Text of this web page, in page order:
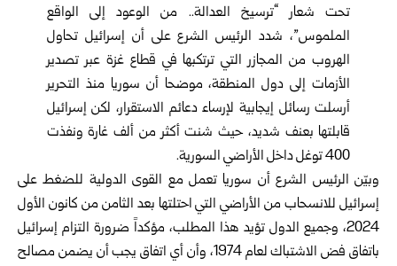
تحت شعار “ترسيخ العدالة.. من الوعود إلى الواقع
الملموس”، شدد الرئيس الشرع على أن إسرائيل تحاول
الهروب من المجازر التي ترتكبها في قطاع غزة عبر تصدير
الأزمات إلى دول المنطقة، موضحا أن سوريا منذ التحرير
أرسلت رسائل إيجابية لإرساء دعائم الاستقرار، لكن إسرائيل
قابلتها بعنف شديد، حيث شنت أكثر من ألف غارة ونفذت
400 توغل داخل الأراضي السورية.
وبيّن الرئيس الشرع أن سوريا تعمل مع القوى الدولية للضغط على
إسرائيل للانسحاب من الأراضي التي احتلتها بعد الثامن من كانون الأول
2024، وجميع الدول تؤيد هذا المطلب، مؤكداً ضرورة التزام إسرائيل
باتفاق فض الاشتباك لعام 1974، وأن أي اتفاق يجب أن يضمن مصالح